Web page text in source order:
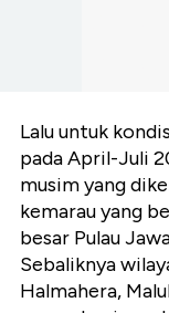
Lalu untuk
pada April-Juli
musim yang
kemarau yang
besar Pulau
Sebaliknya
Halmahera,